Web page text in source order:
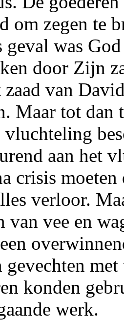
om zegen te
geval was
door Zijn
van
Maar tot dan
vluchteling
aan het
crisis
verloor.
van vee en
met
konden
werk.